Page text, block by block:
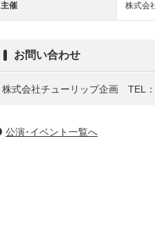
主催 株式会
お問い合わせ
株式会社チューリップ企画 TEL
公演･イベント一覧へ